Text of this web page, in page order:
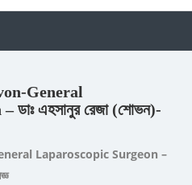
General
এহসানুর রেজা (শোভন)-
Laparoscopic Surgeon –